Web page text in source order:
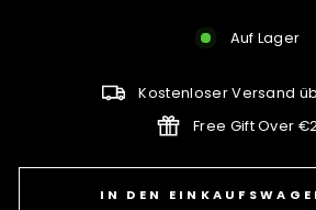
Auf Lager
Kostenloser Versand
Free Gift Over
IN DEN